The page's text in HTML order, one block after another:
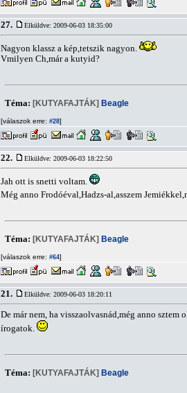
27. Elküldve: 2009-06-03 18:35:00
Nagyon klassz a kép,tetszik nagyon.
Vmilyen Ch,már a kutyid?
Téma: [KUTYAFAJTÁK] Beagle
[válaszok erre: #28]
22. Elküldve: 2009-06-03 18:22:50
Jah ott is snetti voltam.
Még anno Frodóéval,Hadzs-al,asszem
Téma: [KUTYAFAJTÁK] Beagle
[válaszok erre: #64]
21. Elküldve: 2009-06-03 18:20:11
De már nem, ha visszaolvasnád,még anno
írogatok.
Téma: [KUTYAFAJTÁK] Beagle